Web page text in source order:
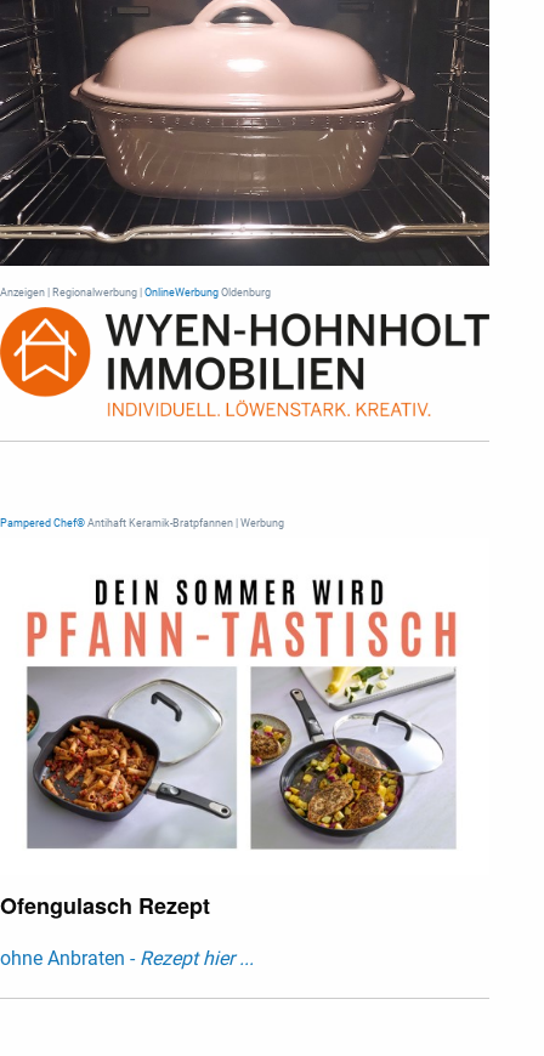
Anzeigen | Regionalwerbung | OnlineWerbung Oldenburg
Pampered Chef® Antihaft Keramik-Bratpfannen | Werbung
Ofengulasch Rezept
ohne Anbraten - Rezept hier ...